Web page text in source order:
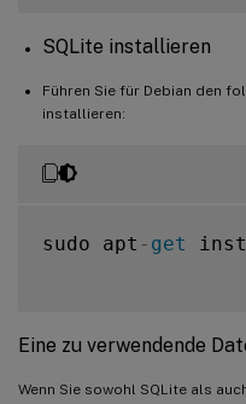
SQLite installieren
Führen Sie für Debian den
installieren:
sudo apt - get
Eine zu verwendende
Wenn Sie sowohl SQLite als